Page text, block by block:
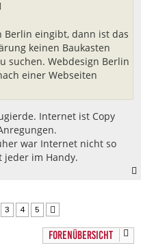
Berlin eingibt, dann ist das
keinen Baukasten
suchen. Webdesign Berlin
einer Webseiten
Internet ist Copy
war Internet nicht so
jeder im Handy.
3 4 5
FORENÜBERSICHT